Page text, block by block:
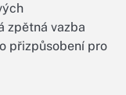
zpětná vazba
přizpůsobení pro